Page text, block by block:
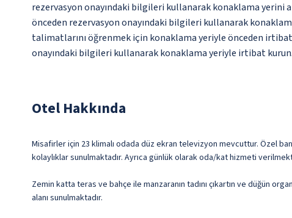
rezervasyon onayındaki bilgileri kullanarak konaklama yerini
önceden rezervasyon onayındaki bilgileri kullanarak
talimatlarını öğrenmek için konaklama yeriyle önceden
onayındaki bilgileri kullanarak konaklama yeriyle irtibat kurun.
Otel Hakkında
Misafirler için 23 klimalı odada düz ekran televizyon mevcuttur. Özel
kolaylıklar sunulmaktadır. Ayrıca günlük olarak oda/kat hizmeti
Zemin katta teras ve bahçe ile manzaranın tadını çıkartın ve düğün
alanı sunulmaktadır.